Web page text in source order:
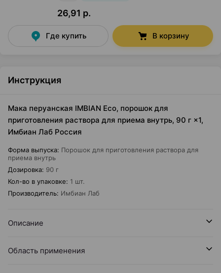
26,91 р.
Где купить В корзину
Инструкция
Мака перуанская IMBIAN Eco, порошок для
приготовления раствора для приема внутрь, 90 г ×1,
Имбиан Лаб Россия
Форма выпуска: Порошок для приготовления раствора для
приема внутрь
Дозировка: 90 г
Кол-во в упаковке: 1 шт.
Производитель: Имбиан Лаб
Описание
Область применения